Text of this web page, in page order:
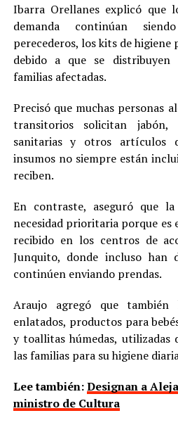
Ibarra Orellanes explicó que
demanda continúan
perecederos, los kits de higiene
debido a que se distribuyen
familias afectadas.
Precisó que muchas personas
transitorios solicitan jabón,
sanitarias y otros artículos
insumos no siempre están
reciben.
En contraste, aseguró que
necesidad prioritaria porque es
recibido en los centros de
Junquito, donde incluso han
continúen enviando prendas.
Araujo agregó que también
enlatados, productos para
y toallitas húmedas,
las familias para su higiene
Lee también:Designan a
ministro de Cultura